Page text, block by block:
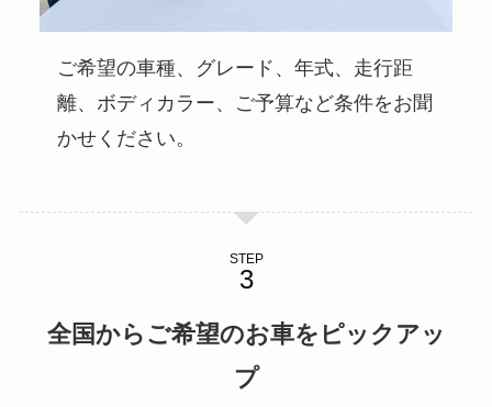
ご希望の車種、グレード、年式、走行距
離、ボディカラー、ご予算など条件をお聞
かせください。
STEP
全国からご希望のお車をピックアッ
プ